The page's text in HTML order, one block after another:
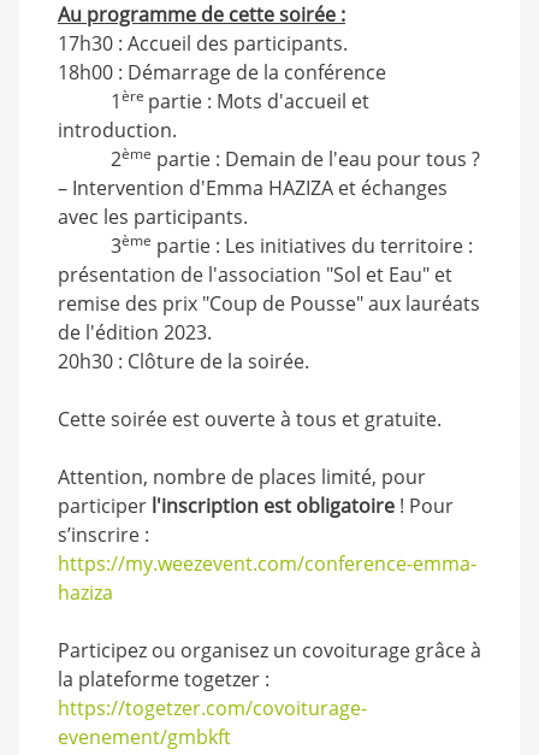
Au programme de cette soirée :
17h30 : Accueil des participants.
18h00 : Démarrage de la conférence
1ère partie : Mots d'accueil et
introduction.
2ème partie : Demain de l'eau pour tous ?
– Intervention d'Emma HAZIZA et échanges
avec les participants.
3ème partie : Les initiatives du territoire :
présentation de l'association "Sol et Eau" et
remise des prix "Coup de Pousse" aux lauréats
de l'édition 2023.
20h30 : Clôture de la soirée.
Cette soirée est ouverte à tous et gratuite.
Attention, nombre de places limité, pour
participer l'inscription est obligatoire ! Pour
s’inscrire :
https://my.weezevent.com/conference-emma-
haziza
Participez ou organisez un covoiturage grâce à
la plateforme togetzer :
https://togetzer.com/covoiturage-
evenement/gmbkft